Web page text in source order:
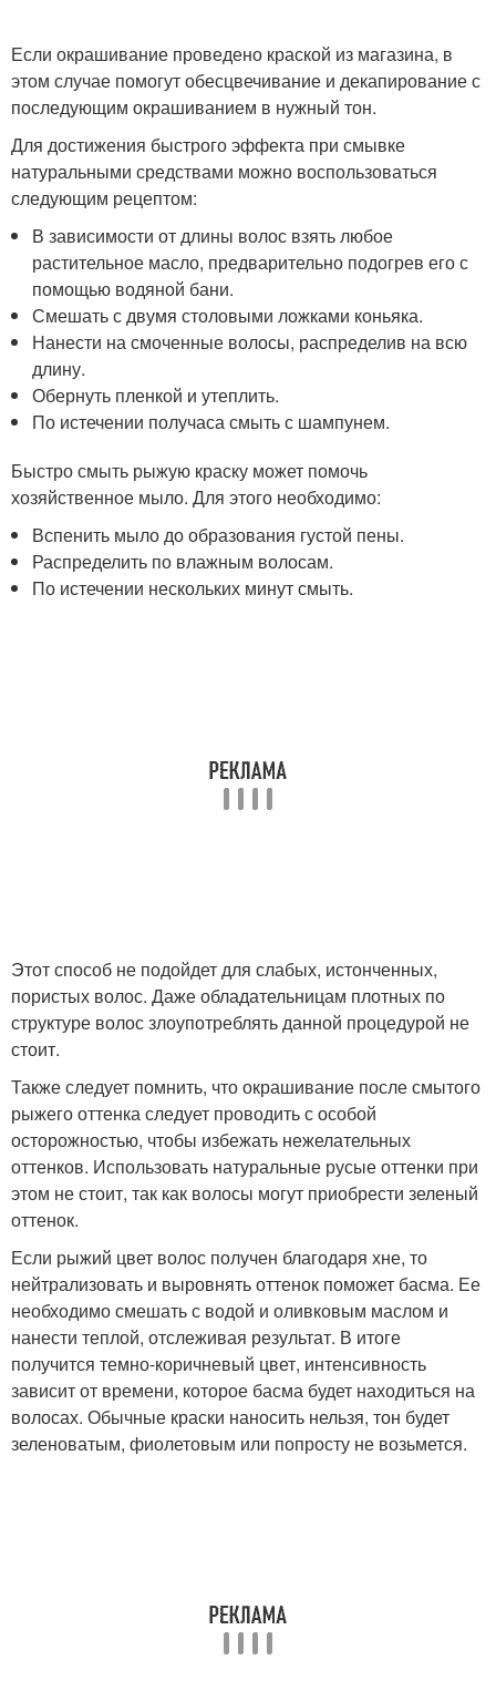
Если окрашивание проведено краской из магазина, в
этом случае помогут обесцвечивание и декапирование с
последующим окрашиванием в нужный тон.
Для достижения быстрого эффекта при смывке
натуральными средствами можно воспользоваться
следующим рецептом:
В зависимости от длины волос взять любое
растительное масло, предварительно подогрев его с
помощью водяной бани.
Смешать с двумя столовыми ложками коньяка.
Нанести на смоченные волосы, распределив на всю
длину.
Обернуть пленкой и утеплить.
По истечении получаса смыть с шампунем.
Быстро смыть рыжую краску может помочь
хозяйственное мыло. Для этого необходимо:
Вспенить мыло до образования густой пены.
Распределить по влажным волосам.
По истечении нескольких минут смыть.
Этот способ не подойдет для слабых, истонченных,
пористых волос. Даже обладательницам плотных по
структуре волос злоупотреблять данной процедурой не
стоит.
Также следует помнить, что окрашивание после смытого
рыжего оттенка следует проводить с особой
осторожностью, чтобы избежать нежелательных
оттенков. Использовать натуральные русые оттенки при
этом не стоит, так как волосы могут приобрести зеленый
оттенок.
Если рыжий цвет волос получен благодаря хне, то
нейтрализовать и выровнять оттенок поможет басма. Ее
необходимо смешать с водой и оливковым маслом и
нанести теплой, отслеживая результат. В итоге
получится темно-коричневый цвет, интенсивность
зависит от времени, которое басма будет находиться на
волосах. Обычные краски наносить нельзя, тон будет
зеленоватым, фиолетовым или попросту не возьмется.